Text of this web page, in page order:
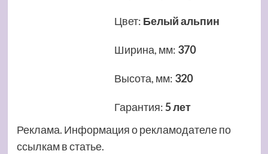
Цвет: Белый альпин
Ширина, мм: 370
Высота, мм: 320
Гарантия:5 лет
Реклама. Информация о рекламодателе по
ссылкам в статье.